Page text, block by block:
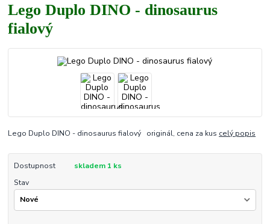
Lego Duplo DINO - dinosaurus
fialový
Lego Duplo DINO - dinosaurus fialový originál, cena za kus celý popis
Dostupnost
skladem 1 ks
Stav